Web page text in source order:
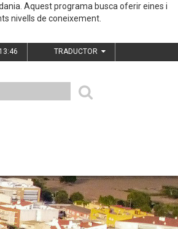
Aquest programa busca oferir eines i
nivells de coneixement.
13:46 TRADUCTOR